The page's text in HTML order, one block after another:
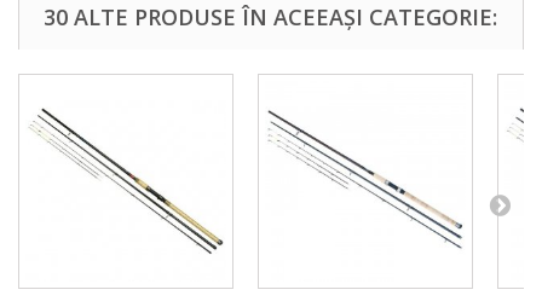
30 ALTE PRODUSE ÎN ACEEAȘI CATEGORIE: